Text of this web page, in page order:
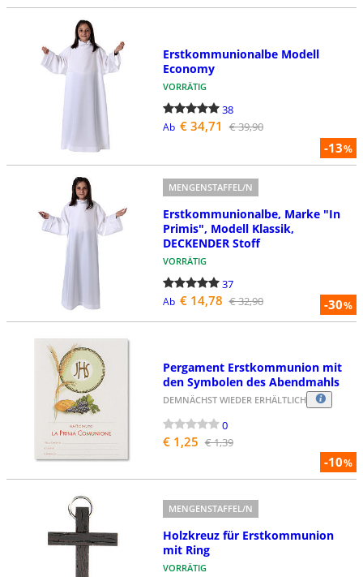
-13%
Erstkommunionalbe Modell
Economy
VORRÄTIG
38
Ab € 34,71 € 39,90
-30%
MENGENSTAFFEL/N
Erstkommunionalbe, Marke "In
Primis", Modell Klassik,
DECKENDER Stoff
VORRÄTIG
37
Ab € 14,78 € 32,90
-10%
Pergament Erstkommunion mit
den Symbolen des Abendmahls
DEMNÄCHST WIEDER ERHÄLTLICH
0
€ 1,25 € 1,39
MENGENSTAFFEL/N
Holzkreuz für Erstkommunion
mit Ring
VORRÄTIG